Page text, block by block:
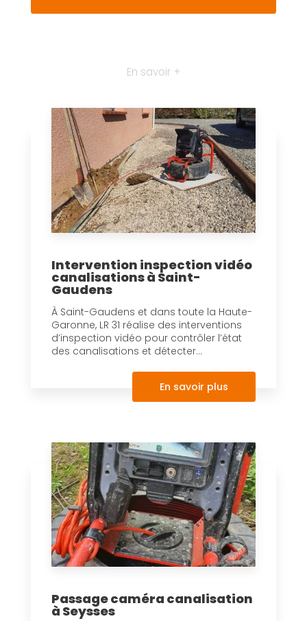
En savoir +
Intervention inspection vidéo
canalisations à Saint-
Gaudens
À Saint-Gaudens et dans toute la Haute-
Garonne, LR 31 réalise des interventions
d’inspection vidéo pour contrôler l’état
des canalisations et détecter...
En savoir plus
Passage caméra canalisation
à Seysses